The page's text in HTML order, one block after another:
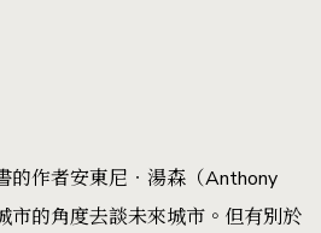
的作者安東尼‧湯森（Anthony
市的角度去談未來城市。但有別於